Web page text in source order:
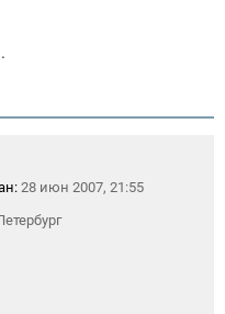
28 июн 2007, 21:55